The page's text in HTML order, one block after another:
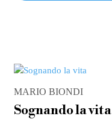
MARIO BIONDI
Sognando la vita